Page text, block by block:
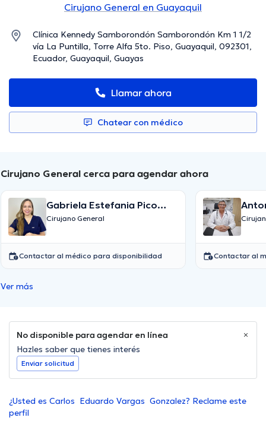
Cirujano General en Guayaquil
Clínica Kennedy Samborondón Samborondón Km 1 1/2
vía La Puntilla, Torre Alfa 5to. Piso, Guayaquil, 092301,
Ecuador, Guayaquil, Guayas
Llamar ahora
Chatear con médico
Cirujano General cerca para agendar ahora
Gabriela Estefania Pico
Loor
Cirujano General
Contactar al médico para disponibilidad Contactar al
Ver más
No disponible para agendar en línea
Hazles saber que tienes interés
Enviar solicitud
¿Usted es Carlos Eduardo Vargas Gonzalez? Reclame este
perfil